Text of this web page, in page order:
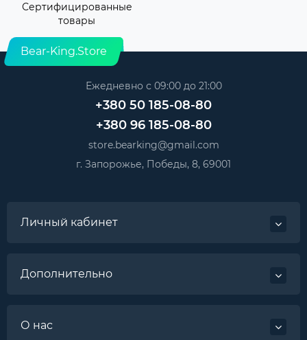
Сертифицированные
товары
Bear-King.Store
Ежедневно с 09:00 до 21:00
+380 50 185-08-80
+380 96 185-08-80
store.bearking@gmail.com
г. Запорожье, Победы, 8, 69001
Личный кабинет
Дополнительно
О нас